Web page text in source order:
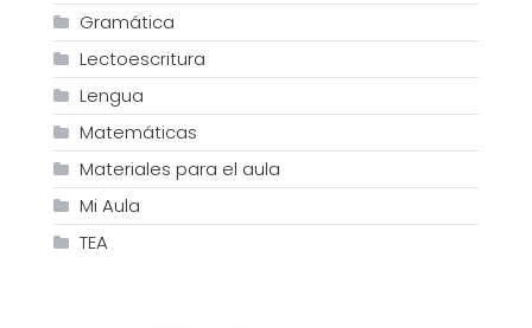
Gramática
Lectoescritura
Lengua
Matemáticas
Materiales para el aula
Mi Aula
TEA